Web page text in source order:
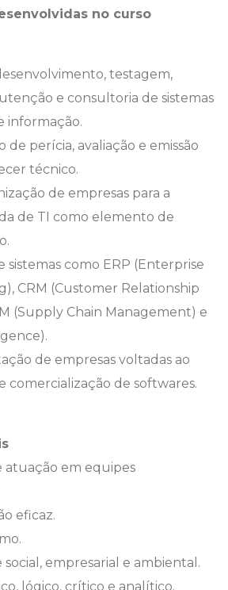
no curso
testagem,
e consultoria de sistemas
informação.
de perícia, avaliação e emissão
técnico.
de empresas para a
de TI como elemento de
sistemas como ERP (Enterprise
CRM (Customer Relationship
(Supply Chain Management) e
de empresas voltadas ao
comercialização de softwares.
atuação em equipes
eficaz.
social, empresarial e ambiental.
lógico, crítico e analítico.